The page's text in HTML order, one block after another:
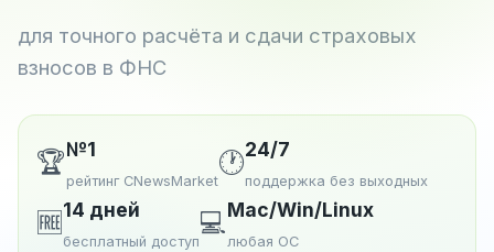
для точного расчёта и сдачи страховых
взносов в ФНС
🏆№1
рейтинг CNewsMarket
🕐24/7
поддержка без выходных
🆓14 дней
бесплатный доступ
💻Mac/Win/Linux
любая ОС